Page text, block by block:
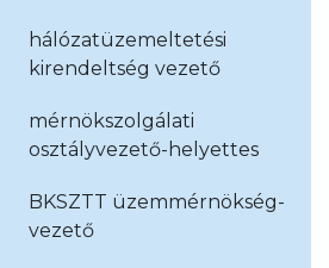
hálózatüzemeltetési
kirendeltség vezető
mérnökszolgálati
osztályvezető-helyettes
BKSZTT üzemmérnökség-
vezető